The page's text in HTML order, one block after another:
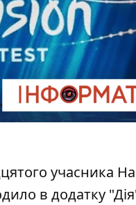
учасника
в додатку